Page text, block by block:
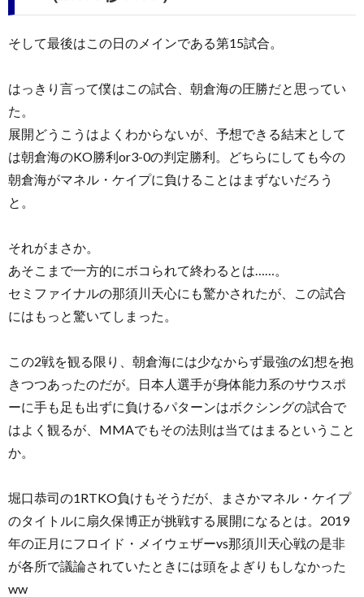
そして最後はこの日のメインである第15試合。
はっきり言って僕はこの試合、朝倉海の圧勝だと思ってい
た。
展開どうこうはよくわからないが、予想できる結末として
は朝倉海のKO勝利or3-0の判定勝利。どちらにしても今の
朝倉海がマネル・ケイプに負けることはまずないだろう
と。
それがまさか。
あそこまで一方的にボコられて終わるとは……。
セミファイナルの那須川天心にも驚かされたが、この試合
にはもっと驚いてしまった。
この2戦を観る限り、朝倉海には少なからず最強の幻想を抱
きつつあったのだが。日本人選手が身体能力系のサウスポ
ーに手も足も出ずに負けるパターンはボクシングの試合で
はよく観るが、MMAでもその法則は当てはまるということ
か。
堀口恭司の1RTKO負けもそうだが、まさかマネル・ケイプ
のタイトルに扇久保博正が挑戦する展開になるとは。2019
年の正月にフロイド・メイウェザーvs那須川天心戦の是非
が各所で議論されていたときには頭をよぎりもしなかった
ww